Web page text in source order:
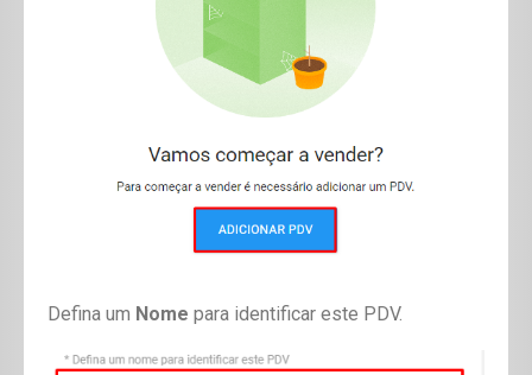
Defina um Nome para identificar este PDV.